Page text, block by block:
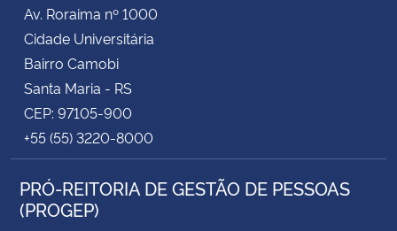
QUADRO DE CARGOS E VAGAS:
CLASSE
E Assistente Social
do Sul
Av. Roraima nº 1000
Cidade Universitária
Bairro Camobi
Santa Maria - RS
CEP: 97105-900
+55 (55) 3220-8000
PRÓ-REITORIA DE GESTÃO DE PESSOAS
(PROGEP)